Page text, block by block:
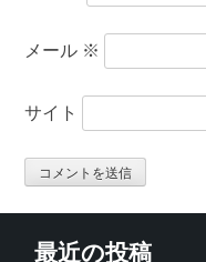
メール ※
サイト
最近の投稿